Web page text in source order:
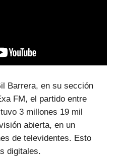
Barrera, en su sección
FM, el partido entre
3 millones 19 mil
abierta, en un
de televidentes. Esto
digitales.